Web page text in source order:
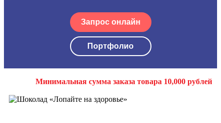
Запрос онлайн
Портфолио
Минимальная сумма заказа товара 10,000 рублей